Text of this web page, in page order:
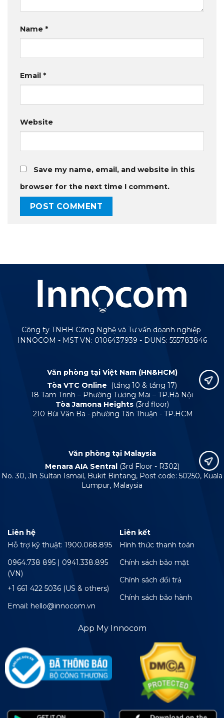
Name *
Email *
Website
Save my name, email, and website in this
browser for the next time I comment.
Công ty TNHH Công Nghệ và Tư vấn doanh nghiệp
INNOCOM - MST VN: 0106437939 - DUNS: 555783846
Văn phòng tại Việt Nam (HN&HCM)
Tòa VTC Online
(tầng 10 & tầng 17)
18 Tam Trinh – Phường Tương Mai – TP.Hà Nội
Tòa Jamona Heights (3rd floor)
210 Bùi Văn Ba - phường Tân Thuận - TP.HCM
Văn phòng tại Malaysia
Menara AIA Sentral (3rd Floor - R302)
No. 30, Jln Sultan Ismail, Bukit Bintang, Post code: 50250, Kuala
Lumpur, Malaysia
Liên hệ
Hỗ trợ kỹ thuật: 1900.068.895
0964.738 895 | 0941.338.895
(VN)
+1 661 422 5036 (US & others)
Email: hello@innocom.vn
Liên kết
Hình thức thanh toán
Chính sách bảo mật
Chính sách đổi trả
Chính sách bảo hành
App My Innocom